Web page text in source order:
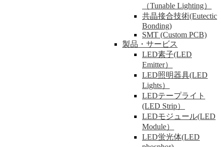
（Tunable Lighting）
共晶接合技術(Eutectic
Bonding)
SMT (Custom PCB)
製品・サービス
LED素子(LED
Emitter）
LED照明器具(LED
Lights）
LEDテープライト
(LED Strip）
LEDモジュール(LED
Module）
LED蛍光体(LED